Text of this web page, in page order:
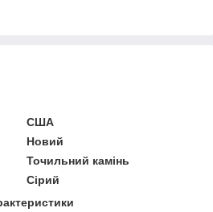
США
Новий
Точильний камінь
Сірий